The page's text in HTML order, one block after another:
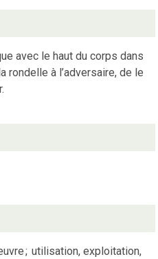
avec le haut du corps dans
rondelle à l’adversaire, de le
; utilisation, exploitation,